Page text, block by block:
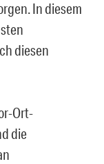
In diesem
diesen
Ort-
die